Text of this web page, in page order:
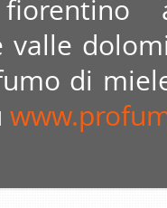
valle
di